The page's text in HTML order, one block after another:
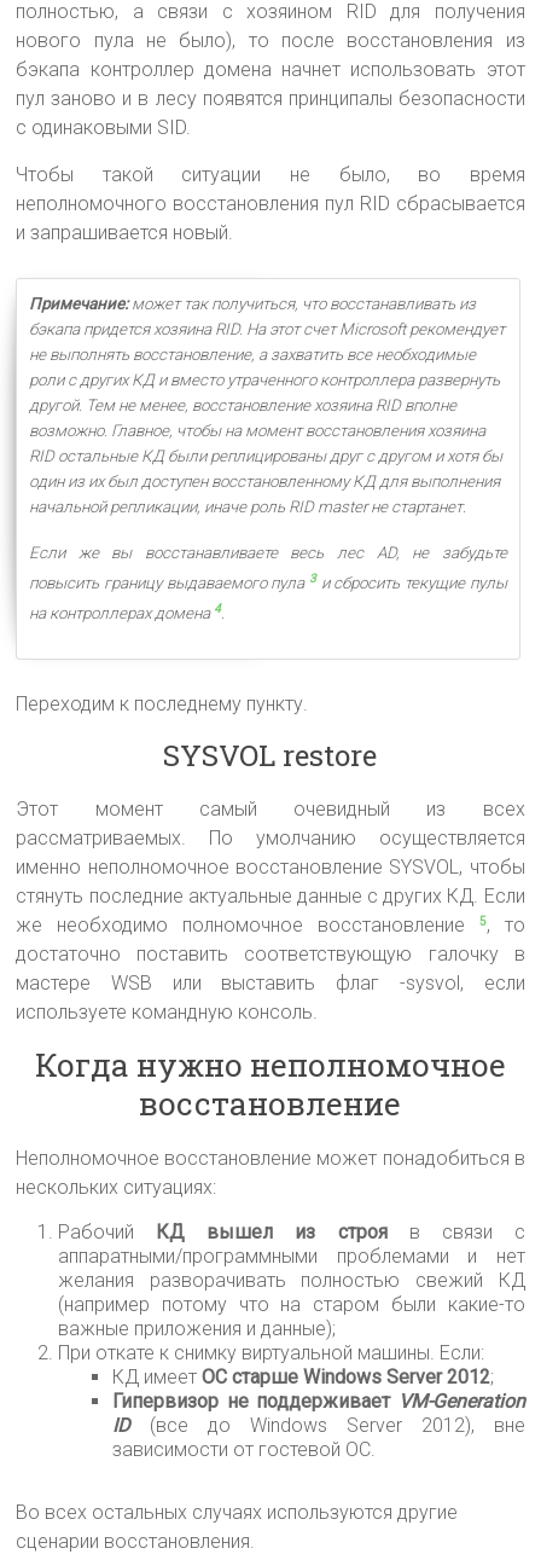
полностью, а связи с хозяином RID для получения
нового пула не было), то после восстановления из
бэкапа контроллер домена начнет использовать этот
пул заново и в лесу появятся принципалы безопасности
с одинаковыми SID.
Чтобы такой ситуации не было, во время
неполномочного восстановления пул RID сбрасывается
и запрашивается новый.
Примечание:может так получиться, что восстанавливать из
бэкапа придется хозяина RID. На этот счет Microsoft рекомендует
не выполнять восстановление, а захватить все необходимые
роли с других КД и вместо утраченного контроллера развернуть
другой. Тем не менее, восстановление хозяина RID вполне
возможно. Главное, чтобы на момент восстановления хозяина
RID остальные КД были реплицированы друг с другом и хотя бы
один из их был доступен восстановленному КД для выполнения
начальной репликации, иначе роль RID master не стартанет.
Если же вы восстанавливаете весь лес AD, не забудьте
повысить границу выдаваемого пула 3 и сбросить текущие пулы
на контроллерах домена 4.
Переходим к последнему пункту.
SYSVOL restore
Этот момент самый очевидный из всех
рассматриваемых. По умолчанию осуществляется
именно неполномочное восстановление SYSVOL, чтобы
стянуть последние актуальные данные с других КД. Если
же необходимо полномочное восстановление
5, то
достаточно поставить соответствующую галочку в
мастере WSB или выставить флаг -sysvol, если
используете командную консоль.
Когда нужно неполномочное
восстановление
Неполномочное восстановление может понадобиться в
нескольких ситуациях:
Рабочий КД вышел из строяв связи с
аппаратными/программными проблемами и нет
желания разворачивать полностью свежий КД
(например потому что на старом были какие-то
важные приложения и данные);
При откате к снимку виртуальной машины. Если:
КД имеетОС старше Windows Server 2012;
Гипервизор не поддерживает VM-Generation
ID(все до Windows Server 2012), вне
зависимости от гостевой ОС.
Во всех остальных случаях используются другие
сценарии восстановления.